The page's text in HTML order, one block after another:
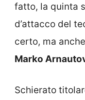
fatto, la quinta
d’attacco del
certo, ma
Marko
Schierato